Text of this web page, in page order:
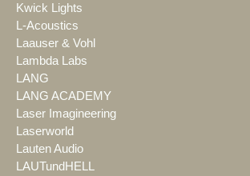
Kwick Lights
L-Acoustics
Laauser & Vohl
Lambda Labs
LANG
LANG ACADEMY
Laser Imagineering
Laserworld
Lauten Audio
LAUTundHELL